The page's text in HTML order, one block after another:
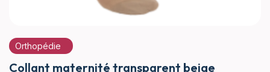
Orthopédie
Collant maternité transparent beige